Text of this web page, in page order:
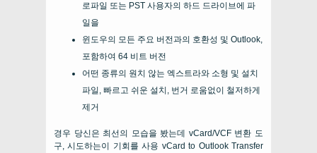
로파일 또는 PST 사용자의 하드 드라이브에 파
일을
윈도우의 모든 주요 버전과의 호환성 및 Outlook,
포함하여 64 비트 버전
어떤 종류의 원치 않는 엑스트라와 소형 및 설치
파일, 빠르고 쉬운 설치, 번거 로움없이 철저하게
제거
경우 당신은 최선의 모습을 봤는데 vCard/VCF변환 도
구, 시도하는이 기회를 사용 vCard to Outlook Transfer